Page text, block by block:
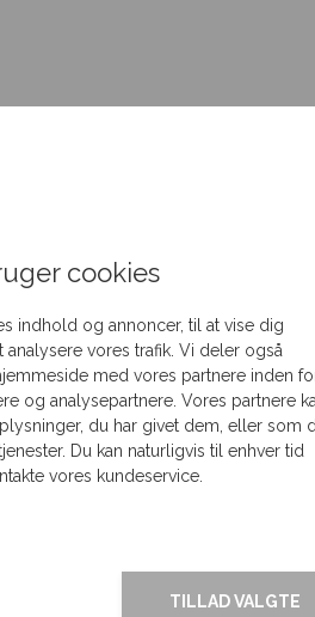
cookies
indhold og annoncer, til at vise dig
vores trafik. Vi deler også
med vores partnere inden
og analysepartnere. Vores partnere
du har givet dem, eller som
Du kan naturligvis til enhver tid
vores kundeservice.
TILLAD VALGTE
lækre snacks. Denne gave er
gave en dejlig oplevelse
anledningen.